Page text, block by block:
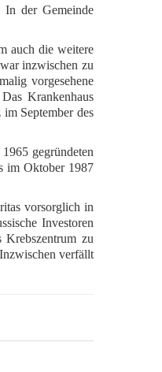
In der Gemeinde
auch die weitere
inzwischen zu
vorgesehene
Krankenhaus
September des
gegründeten
im Oktober 1987
vorsorglich in
Investoren
zu
verfällt